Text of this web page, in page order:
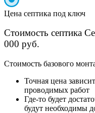
Цена септика под ключ
Стоимость септика
000 руб.
Cтоимость базового
Точная цена
проводимых работ
Где-то будет
будут необходимы